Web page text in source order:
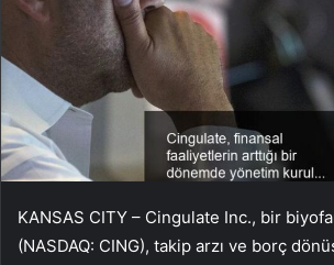
KANSAS CITY – Cingulate Inc., bir
(NASDAQ: CING), takip arzı ve borç